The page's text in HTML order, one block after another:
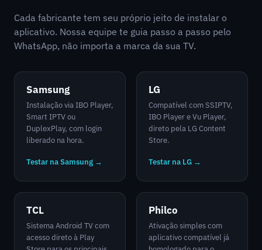
Cada fabricante tem seu próprio jeito de instalar o
aplicativo. Nossa equipe te guia passo a passo pelo
WhatsApp, não importa a marca da sua TV.
Samsung
Instalação via IBO Player,
Smart IPTV ou
DuplexPlay, com login
liberado na hora.
Testar na Samsung →
LG
Compatível com SSIPTV,
IBO Player e Vu Player,
direto pela LG Content
Store.
Testar na LG →
TCL
Sistema Android TV com
acesso direto à Play
Philco
Ativação simples com
aplicativo compatível já